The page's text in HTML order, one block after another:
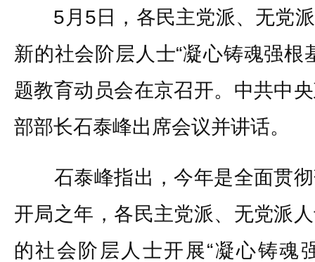
5月5日，各民主党派、无党派
新的社会阶层人士“凝心铸魂强根
题教育动员会在京召开。中共中
部部长石泰峰出席会议并讲话。
石泰峰指出，今年是全面贯彻
开局之年，各民主党派、无党派
的社会阶层人士开展“凝心铸魂